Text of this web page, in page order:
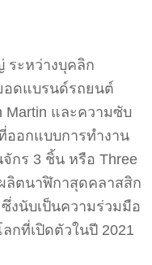
ระหว่างบุคลิก
อดแบรนด์รถยนต์
Martin และความซับ
ออกแบบการทำงาน
กร 3 ชิ้น หรือ Three
ลิตนาฬิกาสุดคลาสสิก
งนับเป็นความร่วมมือ
กที่เปิดตัวในปี 2021